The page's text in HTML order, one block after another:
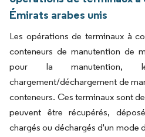
Émirats arabes unis
Les opérations de terminaux à
conteneurs de manutention de
pour la
chargement/déchargement de
conteneurs. Ces terminaux sont
peuvent être récupérés,
chargés ou déchargés d'un mode